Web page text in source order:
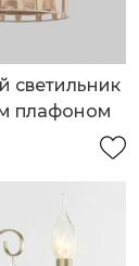
светильник
плафоном